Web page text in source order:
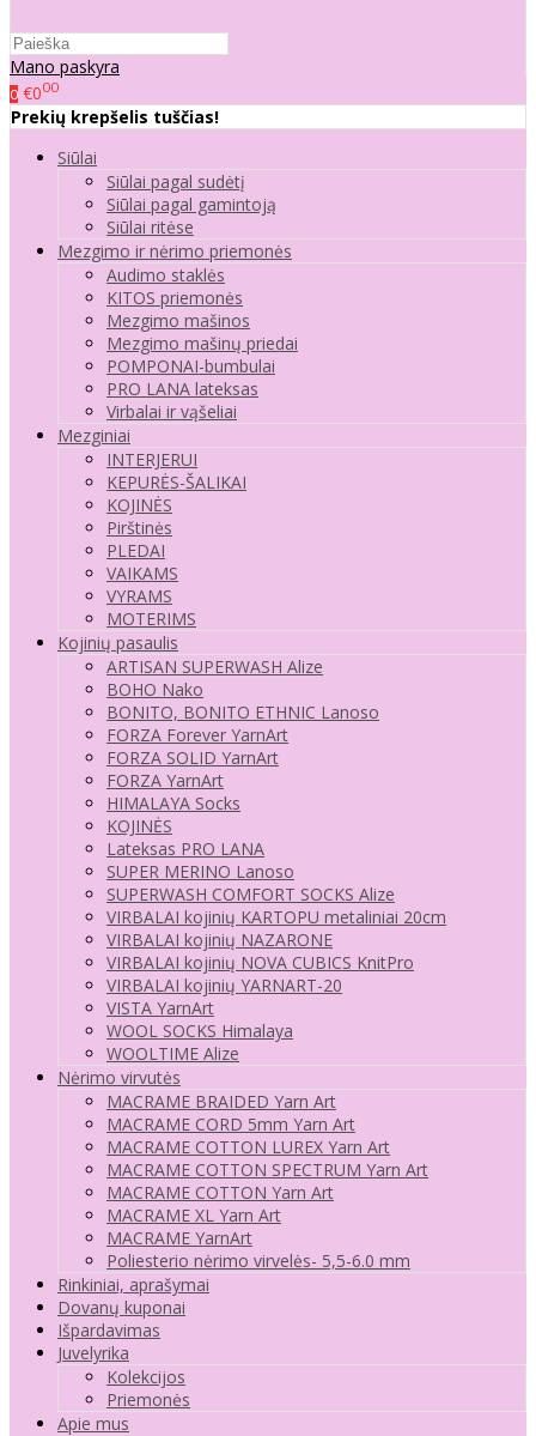
Mano paskyra
0 €000
Prekių krepšelis tuščias!
Siūlai
Siūlai pagal sudėtį
Siūlai pagal gamintoją
Siūlai ritėse
Mezgimo ir nėrimo priemonės
Audimo staklės
KITOS priemonės
Mezgimo mašinos
Mezgimo mašinų priedai
POMPONAI-bumbulai
PRO LANA lateksas
Virbalai ir vąšeliai
Mezginiai
INTERJERUI
KEPURĖS-ŠALIKAI
KOJINĖS
Pirštinės
PLEDAI
VAIKAMS
VYRAMS
MOTERIMS
Kojinių pasaulis
ARTISAN SUPERWASH Alize
BOHO Nako
BONITO, BONITO ETHNIC Lanoso
FORZA Forever YarnArt
FORZA SOLID YarnArt
FORZA YarnArt
HIMALAYA Socks
KOJINĖS
Lateksas PRO LANA
SUPER MERINO Lanoso
SUPERWASH COMFORT SOCKS Alize
VIRBALAI kojinių KARTOPU metaliniai 20cm
VIRBALAI kojinių NAZARONE
VIRBALAI kojinių NOVA CUBICS KnitPro
VIRBALAI kojinių YARNART-20
VISTA YarnArt
WOOL SOCKS Himalaya
WOOLTIME Alize
Nėrimo virvutės
MACRAME BRAIDED Yarn Art
MACRAME CORD 5mm Yarn Art
MACRAME COTTON LUREX Yarn Art
MACRAME COTTON SPECTRUM Yarn Art
MACRAME COTTON Yarn Art
MACRAME XL Yarn Art
MACRAME YarnArt
Poliesterio nėrimo virvelės- 5,5-6.0 mm
Rinkiniai, aprašymai
Dovanų kuponai
Išpardavimas
Juvelyrika
Kolekcijos
Priemonės
Apie mus